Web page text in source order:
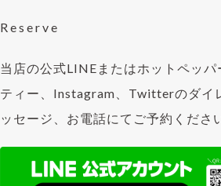
Reserve
当店の公式LINEまたはホットペッパ
ティー、Instagram、Twitterのダイ
ッセージ、お電話にてご予約くださ